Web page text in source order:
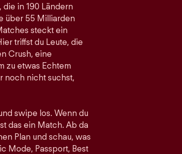
in 190 Ländern
über 55 Milliarden
steckt ein
triffst du Leute, die
Crush, eine
zu etwas Echtem
noch nicht suchst,
swipe los. Wenn du
das ein Match. Ab da
Plan und schau, was
Mode, Passport, Best